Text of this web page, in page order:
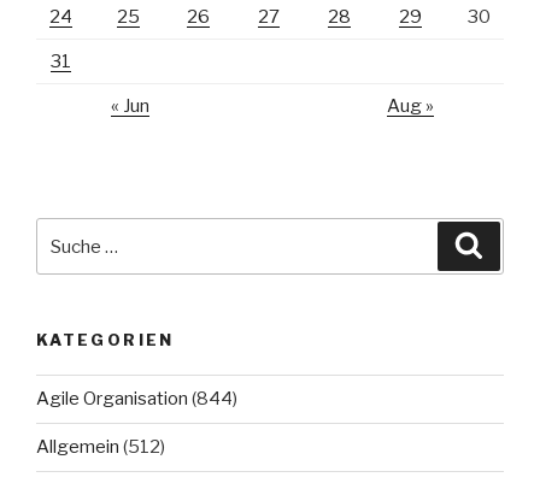
24 25 26 27 28 29 30
31
« Jun Aug »
nach:
KATEGORIEN
Agile Organisation (844)
Allgemein (512)